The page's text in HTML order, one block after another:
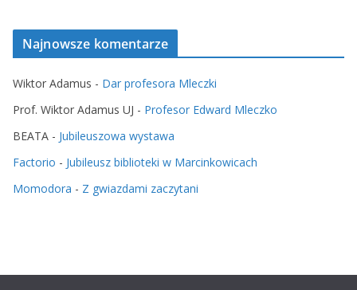
Najnowsze komentarze
Wiktor Adamus - Dar profesora Mleczki
Prof. Wiktor Adamus UJ - Profesor Edward Mleczko
BEATA - Jubileuszowa wystawa
Factorio - Jubileusz biblioteki w Marcinkowicach
Momodora - Z gwiazdami zaczytani